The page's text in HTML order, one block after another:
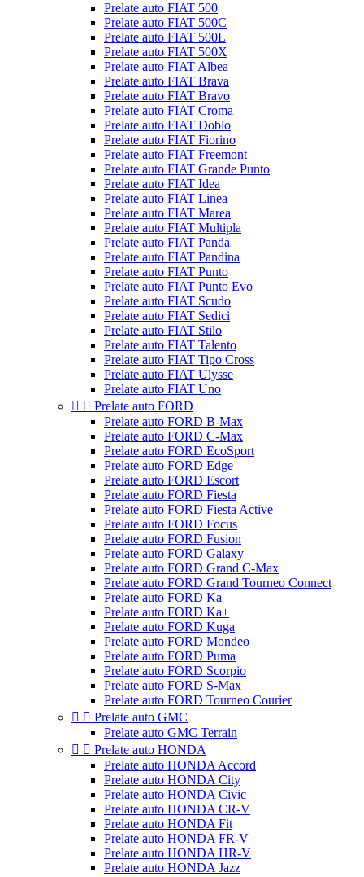
Prelate auto FIAT 500
Prelate auto FIAT 500C
Prelate auto FIAT 500L
Prelate auto FIAT 500X
Prelate auto FIAT Albea
Prelate auto FIAT Brava
Prelate auto FIAT Bravo
Prelate auto FIAT Croma
Prelate auto FIAT Doblo
Prelate auto FIAT Fiorino
Prelate auto FIAT Freemont
Prelate auto FIAT Grande Punto
Prelate auto FIAT Idea
Prelate auto FIAT Linea
Prelate auto FIAT Marea
Prelate auto FIAT Multipla
Prelate auto FIAT Panda
Prelate auto FIAT Pandina
Prelate auto FIAT Punto
Prelate auto FIAT Punto Evo
Prelate auto FIAT Scudo
Prelate auto FIAT Sedici
Prelate auto FIAT Stilo
Prelate auto FIAT Talento
Prelate auto FIAT Tipo Cross
Prelate auto FIAT Ulysse
Prelate auto FIAT Uno
  Prelate auto FORD
Prelate auto FORD B-Max
Prelate auto FORD C-Max
Prelate auto FORD EcoSport
Prelate auto FORD Edge
Prelate auto FORD Escort
Prelate auto FORD Fiesta
Prelate auto FORD Fiesta Active
Prelate auto FORD Focus
Prelate auto FORD Fusion
Prelate auto FORD Galaxy
Prelate auto FORD Grand C-Max
Prelate auto FORD Grand Tourneo Connect
Prelate auto FORD Ka
Prelate auto FORD Ka+
Prelate auto FORD Kuga
Prelate auto FORD Mondeo
Prelate auto FORD Puma
Prelate auto FORD Scorpio
Prelate auto FORD S-Max
Prelate auto FORD Tourneo Courier
  Prelate auto GMC
Prelate auto GMC Terrain
  Prelate auto HONDA
Prelate auto HONDA Accord
Prelate auto HONDA City
Prelate auto HONDA Civic
Prelate auto HONDA CR-V
Prelate auto HONDA Fit
Prelate auto HONDA FR-V
Prelate auto HONDA HR-V
Prelate auto HONDA Jazz